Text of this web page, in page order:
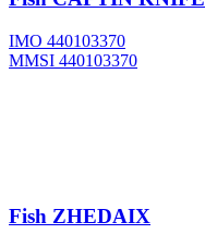
IMO 440103370
MMSI 440103370
Fish ZHEDAIX